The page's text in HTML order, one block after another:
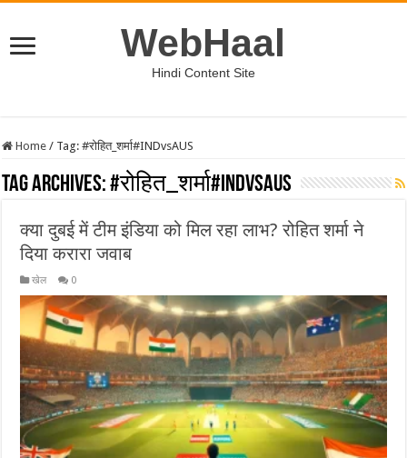
WebHaal
Hindi Content Site
Home / Tag:#रोहित_शर्मा#INDvsAUS
Tag Archives:#रोहित_शर्मा#INDvsAUS
क्या दुबई में टीम इंडिया को मिल रहा लाभ? रोहित शर्मा ने
दिया करारा जवाब
खेल 0